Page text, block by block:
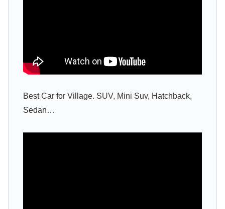
Best Car for Village. SUV, Mini Suv, Hatchback,
Sedan…